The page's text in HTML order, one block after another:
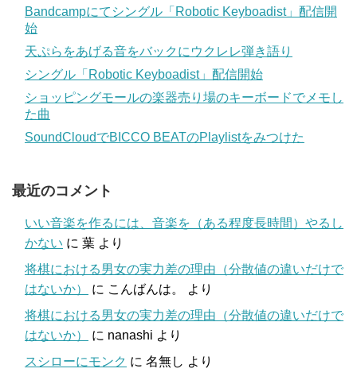
Bandcampにてシングル「Robotic Keyboadist」配信開
始
天ぷらをあげる音をバックにウクレレ弾き語り
シングル「Robotic Keyboadist」配信開始
ショッピングモールの楽器売り場のキーボードでメモし
た曲
SoundCloudでBICCO BEATのPlaylistをみつけた
最近のコメント
いい音楽を作るには、音楽を（ある程度長時間）やるし
かない に 葉 より
将棋における男女の実力差の理由（分散値の違いだけで
はないか）
に こんばんは。
より
将棋における男女の実力差の理由（分散値の違いだけで
はないか）
に nanashi より
スシローにモンク に 名無し より